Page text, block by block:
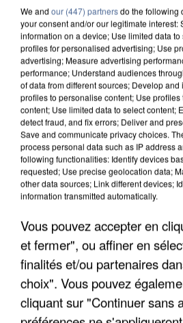
INTERPELLÉ EN ALGÉRIE
We and our (447) partnersdo the following
your consent and/or our legitimate interest:
information on a device; Use limited data
profiles for personalised advertising; Use
advertising; Measure advertising
performance; Understand audiences
of data from different sources; Develop
profiles to personalise content; Use
content; Use limited data to select content;
detect fraud, and fix errors; Deliver and
Save and communicate privacy choices.
process personal data such as IP address
following functionalities: Identify devices
requested; Use precise geolocation data;
other data sources; Link different devices;
information transmitted automatically.
Vous pouvez accepter en
et fermer", ou affiner en
finalités et/ou partenaires
choix". Vous pouvez
cliquant sur "Continuer sans